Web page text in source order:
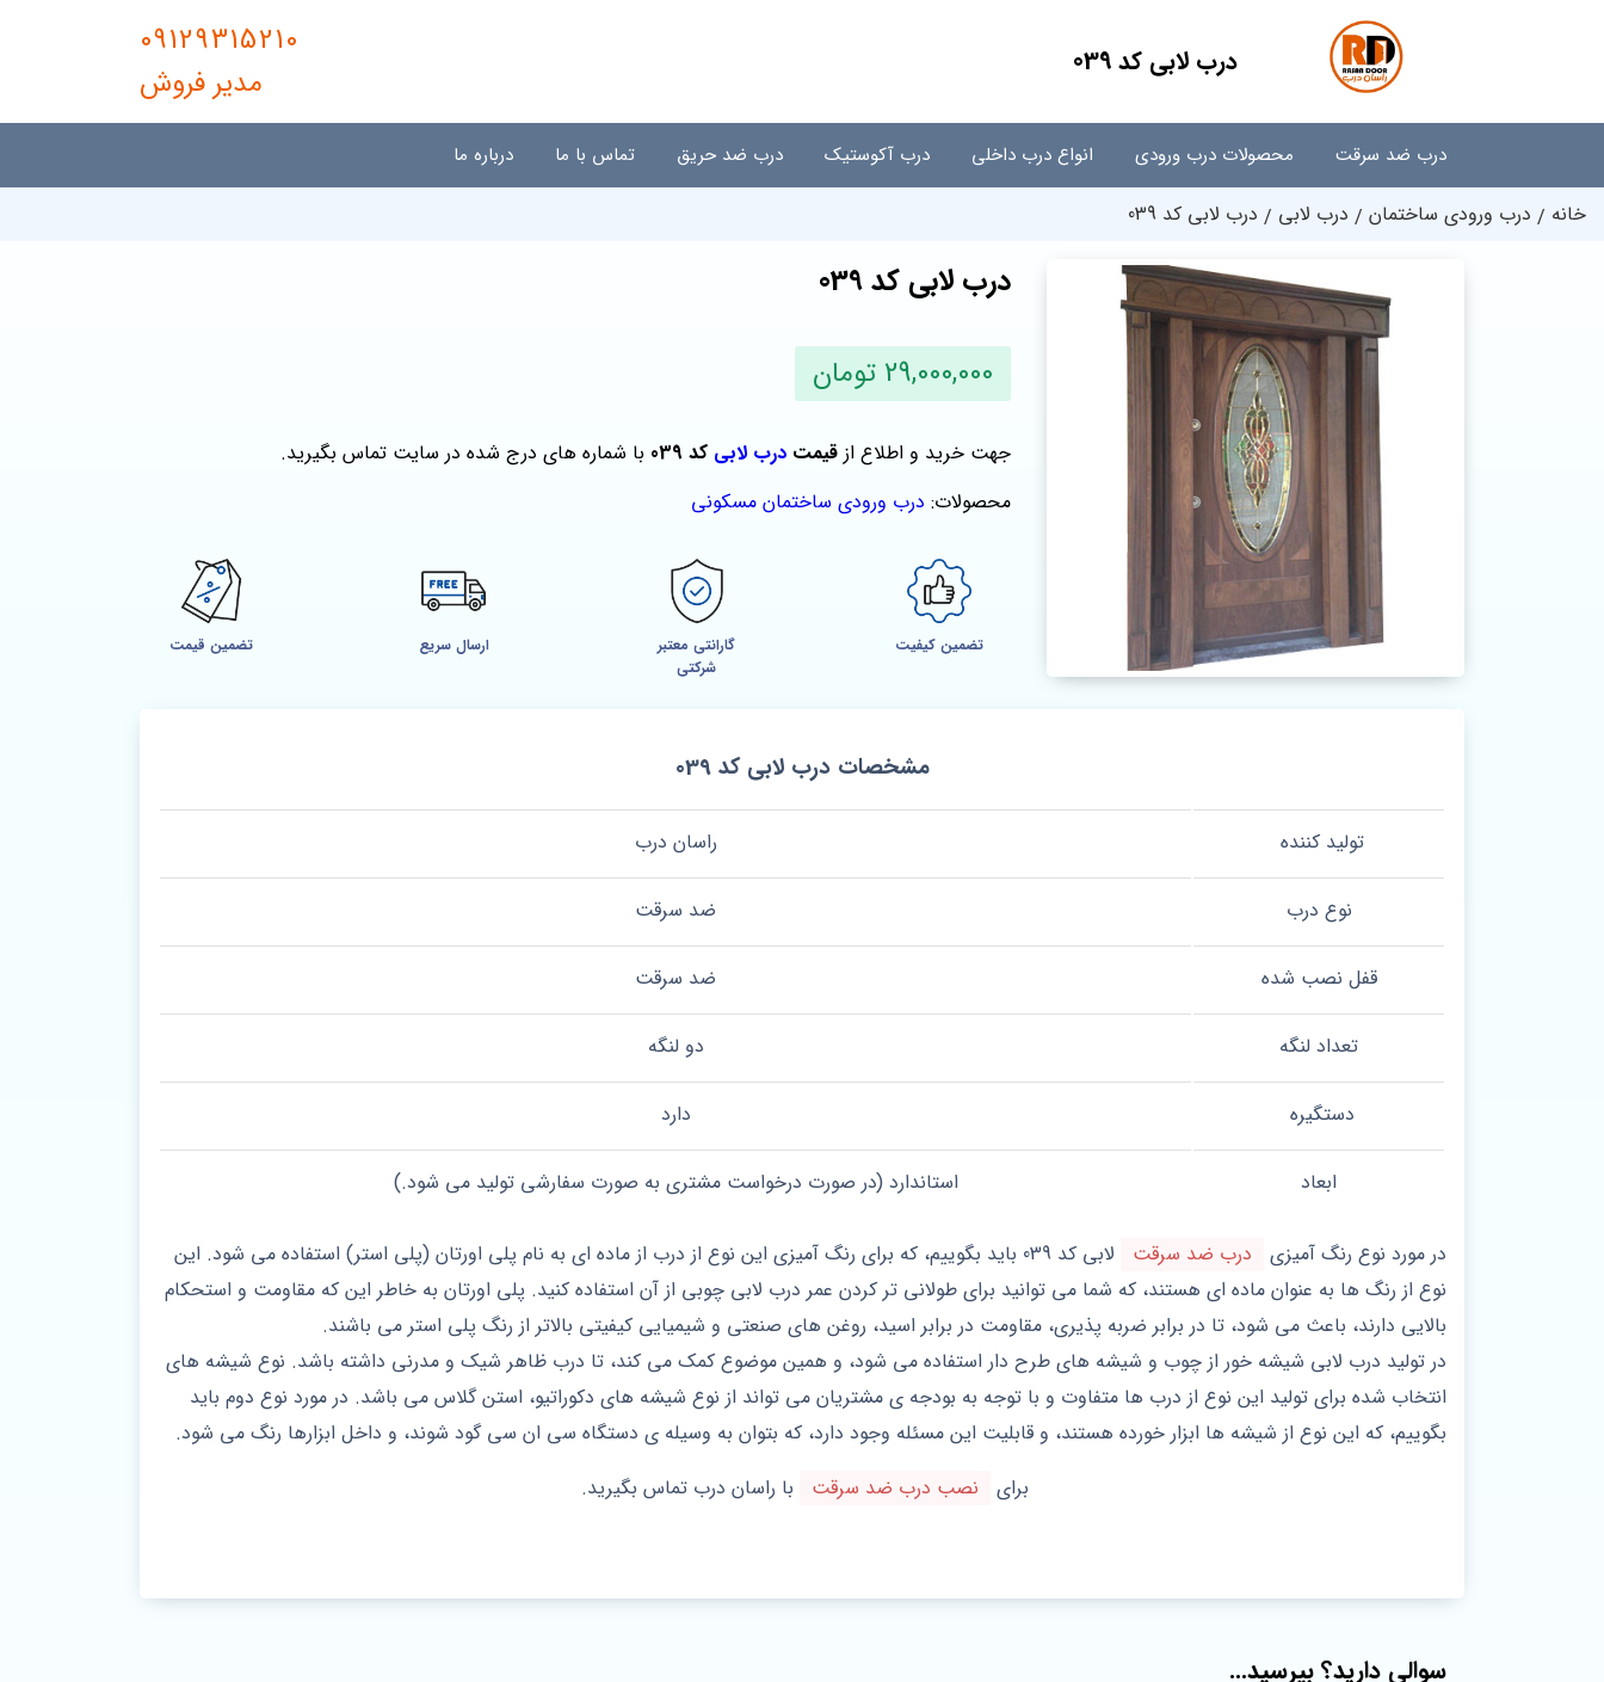
درب لابی کد 039
09129315210
مدیر فروش
درب ضد سرقت محصولات درب ورودی انواع درب داخلی درب آکوستیک درب ضد حریق تماس با ما درباره ما
خانه درب ورودی ساختمان درب لابی درب لابی کد 039
درب لابی کد 039
29,000,000 تومان
جهت خرید و اطلاع از قیمت درب لابی کد 039
با شماره های درج شده در سایت تماس بگیرید.
محصولات: درب ورودی ساختمان مسکونی
تضمین کیفیت
گارانتی معتبر
شرکتی
ارسال سریع تضمین قیمت
مشخصات درب لابی کد 039
تولید کننده راسان درب
نوع درب ضد سرقت
قفل نصب شده ضد سرقت
تعداد لنگه دو لنگه
دستگیره دارد
ابعاد استاندارد (در صورت درخواست مشتری به صورت سفارشی تولید می شود.)
در مورد نوع رنگ آمیزی درب ضد سرقت
لابی کد 039 باید بگوییم، که برای رنگ آمیزی این نوع از درب از ماده ای به نام پلی اورتان (پلی استر) استفاده می شود. این
نوع از رنگ ها به عنوان ماده ای هستند، که شما می توانید برای طولانی تر کردن عمر درب لابی چوبی از آن استفاده کنید. پلی اورتان به خاطر این که مقاومت و استحکام
بالایی دارند، باعث می شود، تا در برابر ضربه پذیری، مقاومت در برابر اسید، روغن های صنعتی و شیمیایی کیفیتی بالاتر از رنگ پلی استر می باشند.
در تولید درب لابی شیشه خور از چوب و شیشه های طرح دار استفاده می شود، و همین موضوع کمک می کند، تا درب ظاهر شیک و مدرنی داشته باشد. نوع شیشه های
انتخاب شده برای تولید این نوع از درب ها متفاوت و با توجه به بودجه ی مشتریان می تواند از نوع شیشه های دکوراتیو، استن گلاس می باشد. در مورد نوع دوم باید
بگوییم، که این نوع از شیشه ها ابزار خورده هستند، و قابلیت این مسئله وجود دارد، که بتوان به وسیله ی دستگاه سی ان سی گود شوند، و داخل ابزارها رنگ می شود.
برای
نصب درب ضد سرقت با راسان درب تماس بگیرید.
سوالی دارید؟ بپرسید...